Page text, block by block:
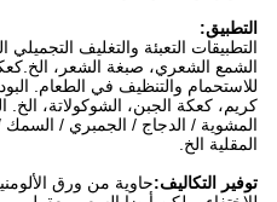
التطبيق:
التطبيقات التعبئة والتغليف
الشمع الشعري، صبغة الشعر،
للاستحمام والتنظيف في الطعام.
كريم، كعكة الجبن، الشوكولاتة، الخ.
المشوية / الدجاج / الجمبري / السمك /
المقلية الخ.
توفير التكاليف:حاوية من ورق